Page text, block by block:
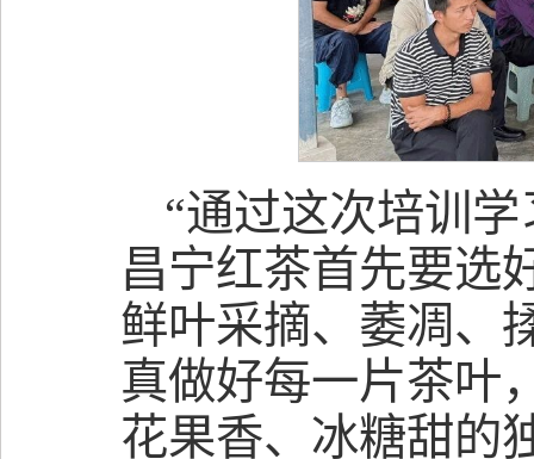
“通过这次培训
昌宁红茶首先要选
鲜叶采摘、萎凋、
真做好每一片茶叶
花果香、冰糖甜的